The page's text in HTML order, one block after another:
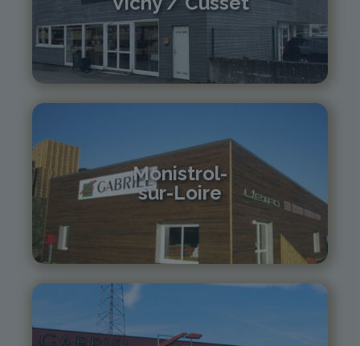
04 70 97 56 39
cusset@gabriel-sa.fr
Monistrol-
sur-Loire
monistrol@gabriel-sa.fr